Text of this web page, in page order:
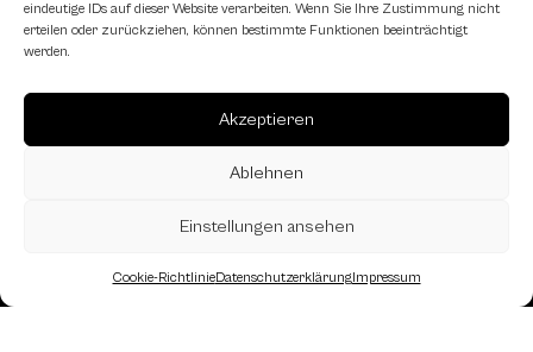
eindeutige IDs auf dieser Website verarbeiten. Wenn Sie Ihre Zustimmung nicht
erteilen oder zurückziehen, können bestimmte Funktionen beeinträchtigt
werden.
Akzeptieren
Ablehnen
Einstellungen ansehen
Cookie-RichtlinieDatenschutzerklärungImpressum